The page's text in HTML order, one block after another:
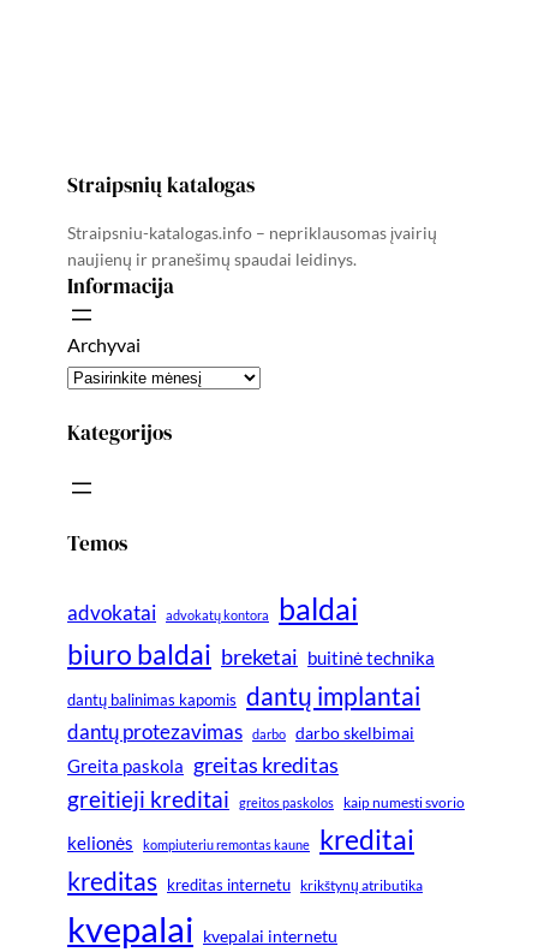
Straipsnių katalogas
Straipsniu-katalogas.info – nepriklausomas įvairių
naujienų ir pranešimų spaudai leidinys.
Informacija
Archyvai
Kategorijos
Temos
advokatai advokatų kontora baldai
biuro baldai breketai buitinė technika
dantų balinimas kapomis dantų implantai
dantų protezavimas darbo darbo skelbimai
Greita paskola greitas kreditas
greitieji kreditai greitos paskolos kaip numesti svorio
kelionės kompiuteriu remontas kaune kreditai
kreditas kreditas internetu krikštynų atributika
kvepalai kvepalai internetu